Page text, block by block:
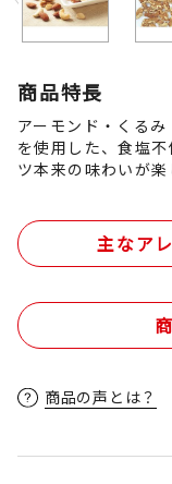
商品特長
アーモンド・くる
を使用した、食塩
ツ本来の味わいが楽
主なア
商品の声とは？